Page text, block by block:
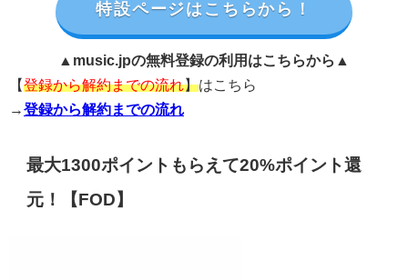
特設ページはこちらから！
▲music.jpの無料登録の利用はこちらから▲
【登録から解約までの流れ】はこちら
→登録から解約までの流れ
最大1300ポイントもらえて20%ポイント還
元！【FOD】